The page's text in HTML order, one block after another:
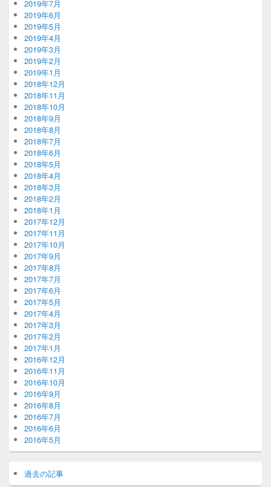
2019年7月
2019年6月
2019年5月
2019年4月
2019年3月
2019年2月
2019年1月
2018年12月
2018年11月
2018年10月
2018年9月
2018年8月
2018年7月
2018年6月
2018年5月
2018年4月
2018年3月
2018年2月
2018年1月
2017年12月
2017年11月
2017年10月
2017年9月
2017年8月
2017年7月
2017年6月
2017年5月
2017年4月
2017年3月
2017年2月
2017年1月
2016年12月
2016年11月
2016年10月
2016年9月
2016年8月
2016年7月
2016年6月
2016年5月
過去の記事